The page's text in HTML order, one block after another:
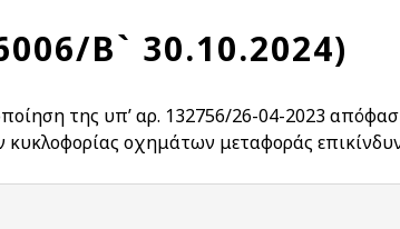
Β` 30.10.2024)
της υπ’ αρ. 132756/26-04-2023
κυκλοφορίας οχημάτων μεταφοράς